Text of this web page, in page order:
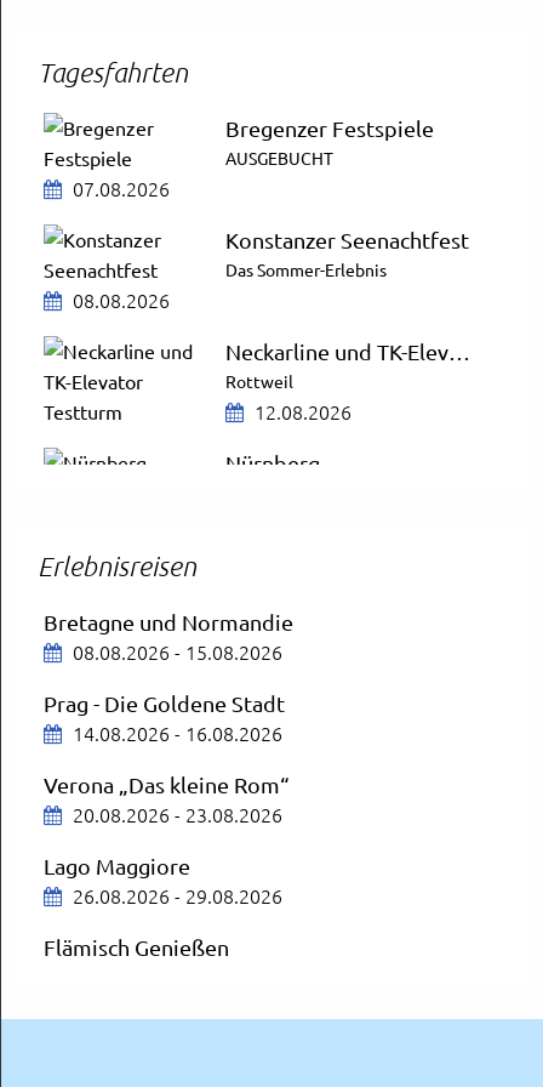
Tagesfahrten
Bregenzer Festspiele
AUSGEBUCHT
07.08.2026
Konstanzer Seenachtfest
Das Sommer-Erlebnis
08.08.2026
Rottweil
12.08.2026
Nürnberg
Bregenzer Festspiele
14.08.2026
Mit Aufenthalt in Mainz
16.08.2026
19.08.2026
OVA City Schnäppchen
Erlebnisreisen
Bretagne und Normandie
08.08.2026 - 15.08.2026
Prag - Die Goldene Stadt
14.08.2026 - 16.08.2026
Verona „Das kleine Rom“
20.08.2026 - 23.08.2026
Lago Maggiore
26.08.2026 - 29.08.2026
Flämisch Genießen
Nordfriesland wie es keiner kennt